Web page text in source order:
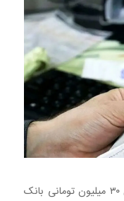
متقاضیان برای دریافت وام بدون ضامن ۳۰ میلیون تومانی بانک